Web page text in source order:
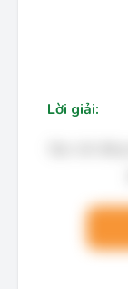
Lời giải: